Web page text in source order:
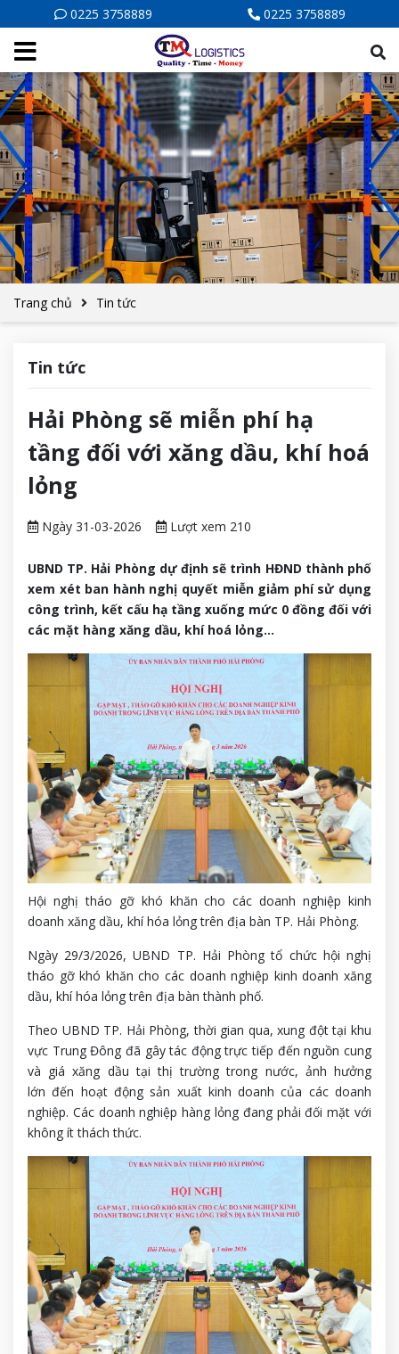
0225 3758889 0225 3758889
Trang chủ Tin tức
Tin tức
Hải Phòng sẽ miễn phí hạ
tầng đối với xăng dầu, khí hoá
lỏng
Ngày 31-03-2026 Lượt xem 210
UBND TP. Hải Phòng dự định sẽ trình HĐND thành phố
xem xét ban hành nghị quyết miễn giảm phí sử dụng
công trình, kết cấu hạ tầng xuống mức 0 đồng đối với
các mặt hàng xăng dầu, khí hoá lỏng...
Hội nghị tháo gỡ khó khăn cho các doanh nghiệp kinh
doanh xăng dầu, khí hóa lỏng trên địa bàn TP. Hải Phòng.
Ngày 29/3/2026, UBND TP. Hải Phòng tổ chức hội nghị
tháo gỡ khó khăn cho các doanh nghiệp kinh doanh xăng
dầu, khí hóa lỏng trên địa bàn thành phố.
Theo UBND TP. Hải Phòng, thời gian qua, xung đột tại khu
vực Trung Đông đã gây tác động trực tiếp đến nguồn cung
và giá xăng dầu tại thị trường trong nước, ảnh hưởng
lớn đến hoạt động sản xuất kinh doanh của các doanh
nghiệp. Các doanh nghiệp hàng lỏng đang phải đối mặt với
không ít thách thức.